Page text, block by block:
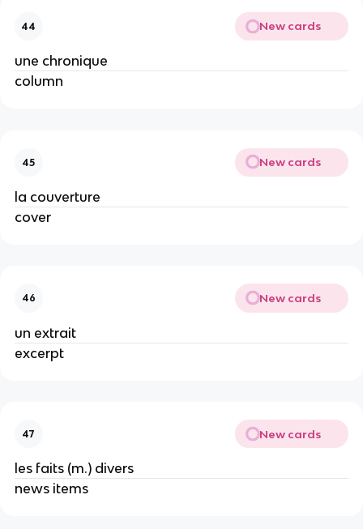
44 New cards
une chronique
column
45 New cards
la couverture
cover
46 New cards
un extrait
excerpt
47 New cards
les faits (m.) divers
news items